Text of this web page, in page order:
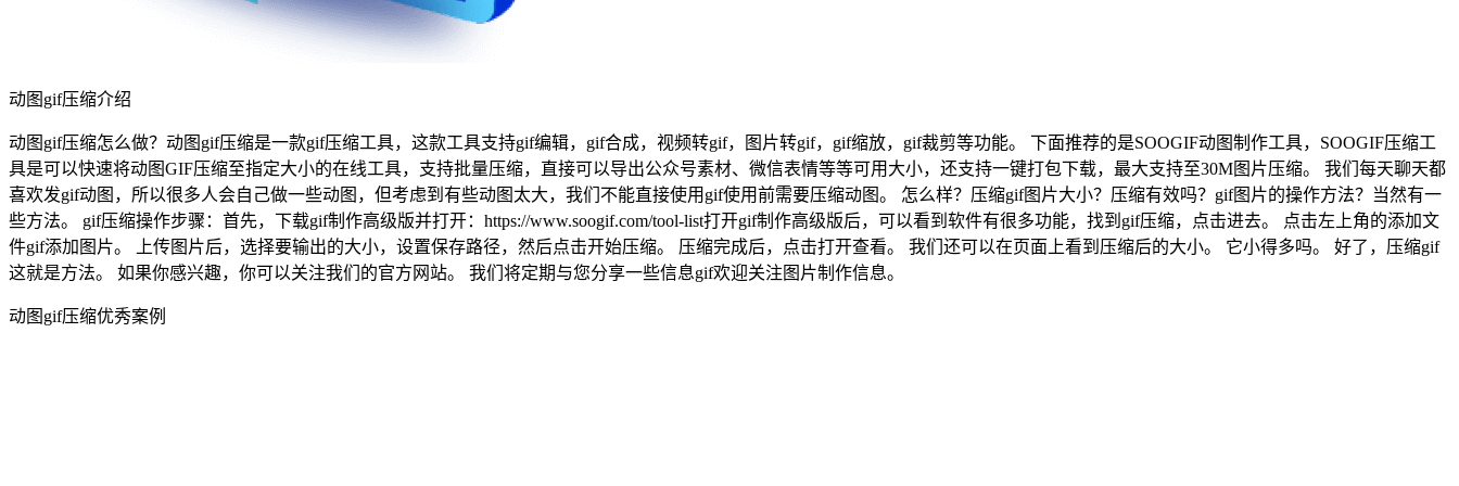
动图gif压缩介绍
动图gif压缩怎么做？动图gif压缩是一款gif压缩工具，这款工具支持gif编辑，gif合成，视频转gif，图片转gif，gif缩放，gif裁剪等功能。 下面推荐的是SOOGIF动图制作工具，SOOGIF压缩工
具是可以快速将动图GIF压缩至指定大小的在线工具，支持批量压缩，直接可以导出公众号素材、微信表情等等可用大小，还支持一键打包下载，最大支持至30M图片压缩。 我们每天聊天都
喜欢发gif动图，所以很多人会自己做一些动图，但考虑到有些动图太大，我们不能直接使用gif使用前需要压缩动图。 怎么样？压缩gif图片大小？压缩有效吗？gif图片的操作方法？当然有一
些方法。 gif压缩操作步骤：首先，下载gif制作高级版并打开：https://www.soogif.com/tool-list打开gif制作高级版后，可以看到软件有很多功能，找到gif压缩，点击进去。 点击左上角的添加文
件gif添加图片。 上传图片后，选择要输出的大小，设置保存路径，然后点击开始压缩。 压缩完成后，点击打开查看。 我们还可以在页面上看到压缩后的大小。 它小得多吗。 好了，压缩gif
这就是方法。 如果你感兴趣，你可以关注我们的官方网站。 我们将定期与您分享一些信息gif欢迎关注图片制作信息。
动图gif压缩优秀案例